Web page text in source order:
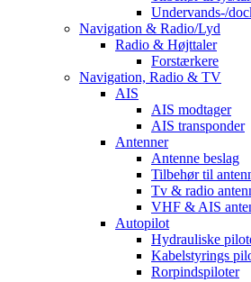
Undervands-/
Navigation & Radio/Lyd
Radio & Højttaler
Forstærkere
Navigation, Radio & TV
AIS
AIS modtager
AIS transponder
Antenner
Antenne beslag
Tilbehør til
Tv & radio
VHF & AIS
Autopilot
Hydrauliske
Kabelstyrings
Rorpindspiloter